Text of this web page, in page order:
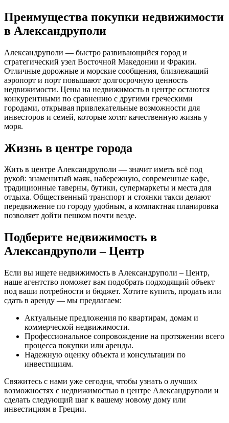
Преимущества покупки недвижимости
в Александруполи
Александруполи — быстро развивающийся город и
стратегический узел Восточной Македонии и Фракии.
Отличные дорожные и морские сообщения, близлежащий
аэропорт и порт повышают долгосрочную ценность
недвижимости. Цены на недвижимость в центре остаются
конкурентными по сравнению с другими греческими
городами, открывая привлекательные возможности для
инвесторов и семей, которые хотят качественную жизнь у
моря.
Жизнь в центре города
Жить в центре Александруполи — значит иметь всё под
рукой: знаменитый маяк, набережную, современные кафе,
традиционные таверны, бутики, супермаркеты и места для
отдыха. Общественный транспорт и стоянки такси делают
передвижение по городу удобным, а компактная планировка
позволяет дойти пешком почти везде.
Подберите недвижимость в
Александруполи – Центр
Если вы ищете недвижимость в Александруполи – Центр,
наше агентство поможет вам подобрать подходящий объект
под ваши потребности и бюджет. Хотите купить, продать или
сдать в аренду — мы предлагаем:
Актуальные предложения по квартирам, домам и
коммерческой недвижимости.
Профессиональное сопровождение на протяжении всего
процесса покупки или аренды.
Надежную оценку объекта и консультации по
инвестициям.
Свяжитесь с нами уже сегодня, чтобы узнать о лучших
возможностях с недвижимостью в центре Александруполи и
сделать следующий шаг к вашему новому дому или
инвестициям в Греции.